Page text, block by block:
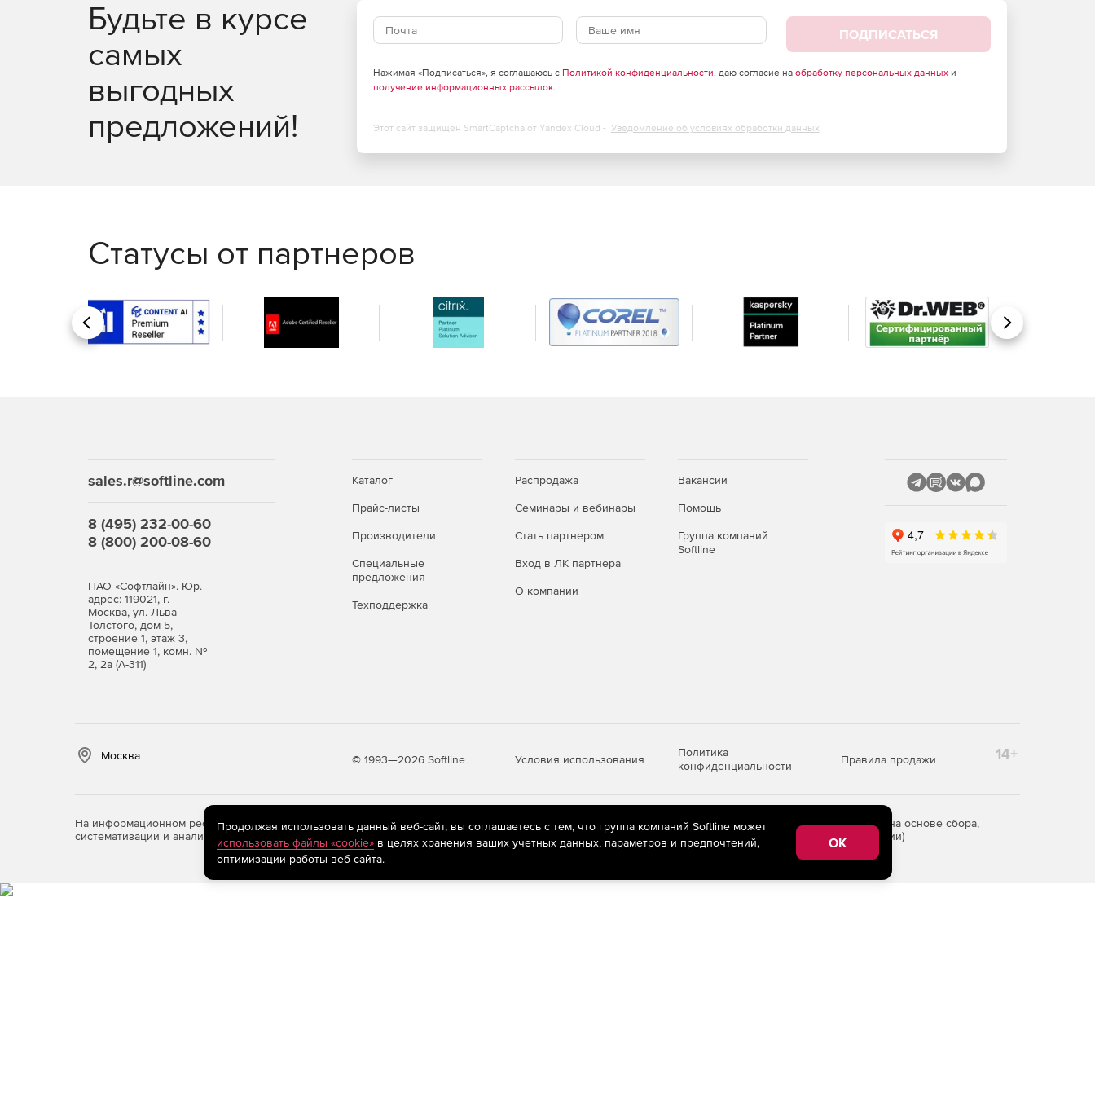
Будьте в курсе
самых
выгодных
предложений!
ПОДПИСАТЬСЯ
Нажимая «Подписаться», я соглашаюсь с Политикой конфиденциальности, даю согласие на обработку персональных данныхи
получение информационных рассылок.
Этот сайт защищен SmartCaptcha от Yandex Cloud - Уведомление об условиях обработки данных
Статусы от партнеров
Назад Вперед
sales.r@softline.com
8 (495) 232-00-60
8 (800) 200-08-60
ПАО «Софтлайн». Юр.
адрес: 119021, г.
Москва, ул. Льва
Толстого, дом 5,
строение 1, этаж 3,
помещение 1, комн. №
2, 2а (А-311)
Каталог
Прайс-листы
Производители
Специальные
предложения
Техподдержка
Распродажа
Семинары и вебинары
Стать партнером
Вход в ЛК партнера
О компании
Вакансии
Помощь
Группа компаний
Softline
Москва © 1993—2026 Softline Условия использования
Политика
конфиденциальности
Правила продажи 14+
На информационном ресурсе store.softline.ru применяютсярекомендательные технологии(информационные технологии предоставления информации на основе сбора,
систематизации и анализа сведений, относящихся к предпочтениям пользователей сети «Интернет», находящихся на территории Российской Федерации)
Продолжая использовать данный веб-сайт, вы соглашаетесь с тем, что группа компаний Softline может
использовать файлы «cookie»в целях хранения ваших учетных данных, параметров и предпочтений,
оптимизации работы веб-сайта.
OK